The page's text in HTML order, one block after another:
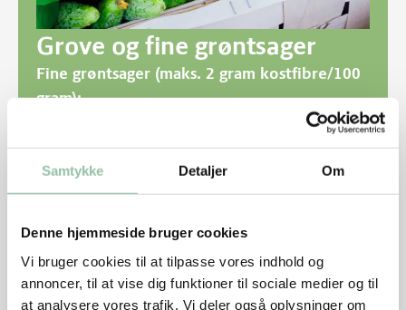
Samtykke Detaljer Om
Denne hjemmeside bruger cookies
Vi bruger cookies til at tilpasse vores indhold og
annoncer, til at vise dig funktioner til sociale medier og til
at analysere vores trafik. Vi deler også oplysninger om
Grove og fine grøntsager
Fine grøntsager (maks. 2 gram kostfibre/100
gram):
Frugter: Tomat, agurk, peberfrugt og squash
Bladgrøntsager: Salat, bladselleri og spinat
Grove grøntsager (over 2 gram kostfibre/100
Rodfrugter: Gulerod, rødbede, selleri,
persillerod og pastinak